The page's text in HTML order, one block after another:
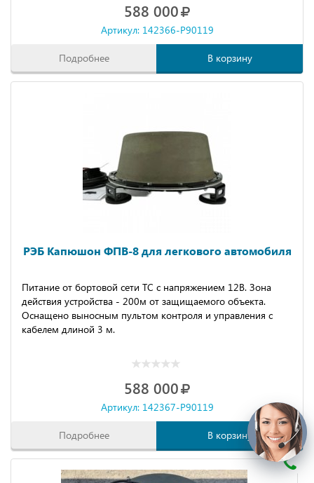
588 000
Артикул: 142366-P90119
Подробнее В корзину
РЭБ Капюшон ФПВ-8 для легкового автомобиля
Питание от бортовой сети ТС с напряжением 12В. Зона
действия устройства - 200м от защищаемого объекта.
Оснащено выносным пультом контроля и управления с
кабелем длиной 3 м.
588 000
Артикул: 142367-P90119
Подробнее В корзину